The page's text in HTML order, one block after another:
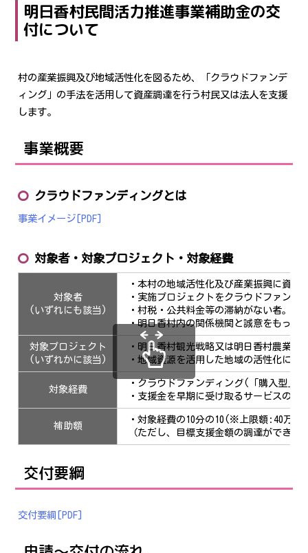
明日香村民間活力推進事業補助金の交
付について
村の産業振興及び地域活性化を図るため、「クラウドファンデ
ィング」の手法を活用して資産調達を行う村民又は法人を支援
します。
事業概要
クラウドファンディングとは
事業イメージ[PDF]
対象者・対象プロジェクト・対象経費
対象者
(いずれにも該当)
・本村の地域活性化及び産業振興に資
・実施プロジェクトをクラウドファンデ
・村税・公共料金等の滞納がない者。
・明日香村内の関係機関と誠意をもって
対象プロジェクト
(いずれかに該当)
・明日香村観光戦略又は明日香村農業戦
・地域資源を活用した地域の活性化に資
対象経費
・クラウドファンディング(「購入型」
・支援金を早期に受け取るサービスの手
補助額
・対象経費の10分の10(※上限額:40万円)
（ただし、目標支援金額の調達ができた
交付要綱
交付要綱[PDF]